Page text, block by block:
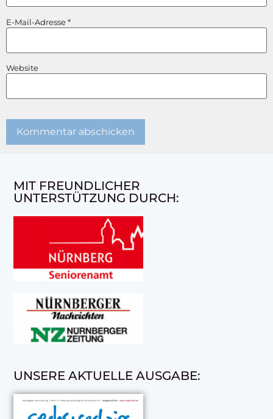
E-Mail-Adresse*
Website
MIT FREUNDLICHER
UNTERSTÜTZUNG DURCH:
UNSERE AKTUELLE AUSGABE: